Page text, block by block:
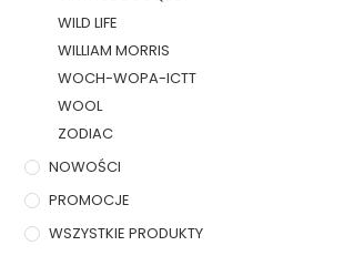
WILD LIFE
WILLIAM MORRIS
WOCH-WOPA-ICTT
WOOL
ZODIAC
NOWOŚCI
PROMOCJE
WSZYSTKIE PRODUKTY